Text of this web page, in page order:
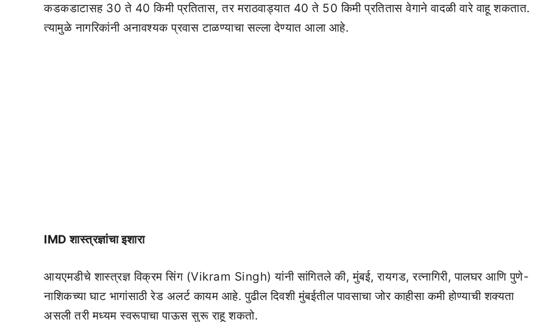
कडकडाटासह 30 ते 40 किमी प्रतितास, तर मराठवाड्यात 40 ते 50 किमी प्रतितास वेगाने वादळी वारे वाहू शकतात.
त्यामुळे नागरिकांनी अनावश्यक प्रवास टाळण्याचा सल्ला देण्यात आला आहे.
IMD शास्त्रज्ञांचा इशारा
आयएमडीचे शास्त्रज्ञ विक्रम सिंग (Vikram Singh) यांनी सांगितले की, मुंबई, रायगड, रत्नागिरी, पालघर आणि पुणे-
नाशिकच्या घाट भागांसाठी रेड अलर्ट कायम आहे. पुढील दिवशी मुंबईतील पावसाचा जोर काहीसा कमी होण्याची शक्यता
असली तरी मध्यम स्वरूपाचा पाऊस सुरू राहू शकतो.